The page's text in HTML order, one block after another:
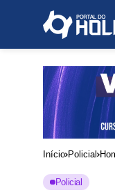
Início Policial
Policial